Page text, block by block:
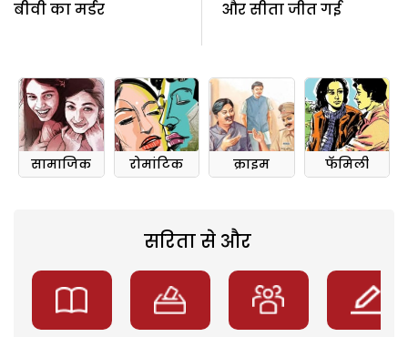
बीवी का मर्डर
और सीता जीत गई
सामाजिक रोमांटिक क्राइम फॅमिली
सरिता से और